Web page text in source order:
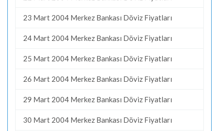
23 Mart 2004 Merkez Bankası Döviz Fiyatları
24 Mart 2004 Merkez Bankası Döviz Fiyatları
25 Mart 2004 Merkez Bankası Döviz Fiyatları
26 Mart 2004 Merkez Bankası Döviz Fiyatları
29 Mart 2004 Merkez Bankası Döviz Fiyatları
30 Mart 2004 Merkez Bankası Döviz Fiyatları